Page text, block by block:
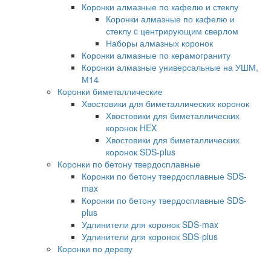
Коронки алмазные по кафелю и стеклу
Коронки алмазные по кафелю и
стеклу c центрирующим сверлом
Наборы алмазных коронок
Коронки алмазные по керамограниту
Коронки алмазные универсальные на УШМ,
М14
Коронки биметаллические
Хвостовики для биметаллических коронок
Хвостовики для биметаллических
коронок HEX
Хвостовики для биметаллических
коронок SDS-plus
Коронки по бетону твердосплавные
Коронки по бетону твердосплавные SDS-
max
Коронки по бетону твердосплавные SDS-
plus
Удлинители для коронок SDS-max
Удлинители для коронок SDS-plus
Коронки по дереву